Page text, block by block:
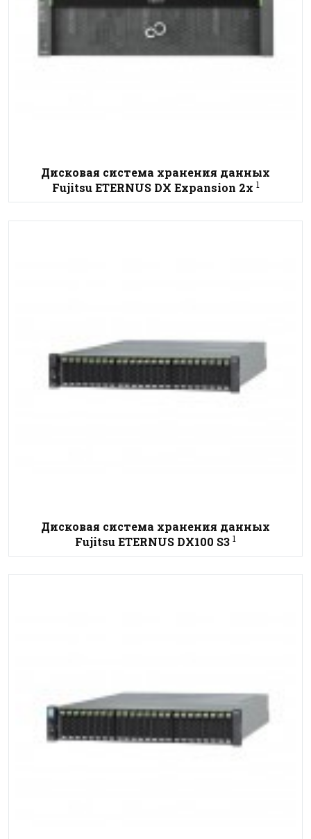
Дисковая система хранения данных
Fujitsu ETERNUS DX Expansion 2x 1
Дисковая система хранения данных
Fujitsu ETERNUS DX100 S3 1